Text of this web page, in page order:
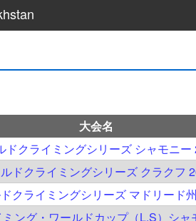
大会名
ドクライミングシリーズ シャモニー
ドクライミングシリーズ クラクフ
クライミングシリーズ マドリード
ング・ワールドカップ（L,S）シャ